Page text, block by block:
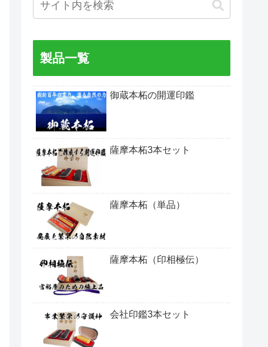
製品一覧
御蔵本柘の開運印鑑
薩摩本柘3本セット
薩摩本柘（単品）
薩摩本柘（印相極伝）
会社印鑑3本セット